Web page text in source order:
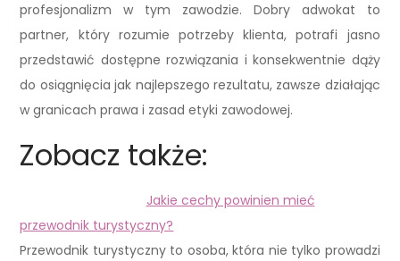
profesjonalizm w tym zawodzie. Dobry adwokat to
partner, który rozumie potrzeby klienta, potrafi jasno
przedstawić dostępne rozwiązania i konsekwentnie dąży
do osiągnięcia jak najlepszego rezultatu, zawsze działając
w granicach prawa i zasad etyki zawodowej.
Zobacz także:
Jakie cechy powinien mieć
przewodnik turystyczny?
Przewodnik turystyczny to osoba, która nie tylko prowadzi